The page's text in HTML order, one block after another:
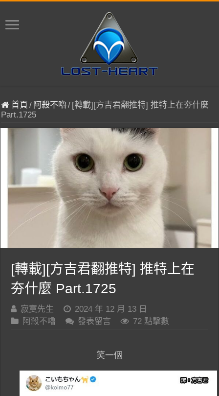
首頁 / 阿殺不嚕/ [轉載][方吉君翻推特] 推特上在夯什麼
Part.1725
[轉載][方吉君翻推特] 推特上在
夯什麼 Part.1725
寂寞先生
2024 年 12 月 13 日
阿殺不嚕
發表留言 72 點擊數
笑一個